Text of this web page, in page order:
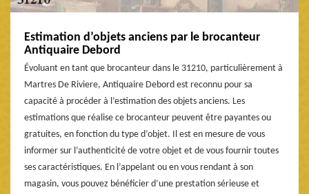
Estimation d’objets anciens par le brocanteur
Antiquaire Debord
Évoluant en tant que brocanteur dans le 31210, particulièrement à
Martres De Riviere, Antiquaire Debord est reconnu pour sa
capacité à procéder à l’estimation des objets anciens. Les
estimations que réalise ce brocanteur peuvent être payantes ou
gratuites, en fonction du type d’objet. Il est en mesure de vous
informer sur l’authenticité de votre objet et de vous fournir toutes
ses caractéristiques. En l’appelant ou en vous rendant à son
magasin, vous pouvez bénéficier d’une prestation sérieuse et